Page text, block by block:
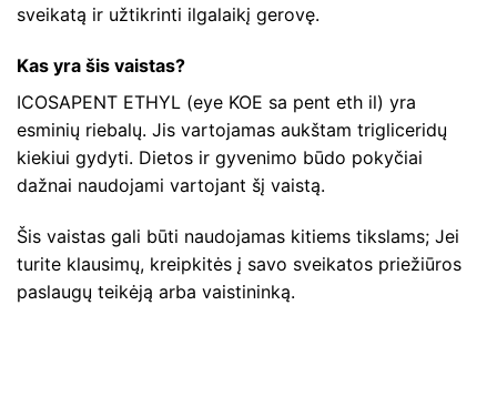
sveikatą ir užtikrinti ilgalaikį gerovę.
Kas yra šis vaistas?
ICOSAPENT ETHYL (eye KOE sa pent eth il) yra
esminių riebalų. Jis vartojamas aukštam trigliceridų
kiekiui gydyti. Dietos ir gyvenimo būdo pokyčiai
dažnai naudojami vartojant šį vaistą.
Šis vaistas gali būti naudojamas kitiems tikslams; Jei
turite klausimų, kreipkitės į savo sveikatos priežiūros
paslaugų teikėją arba vaistininką.